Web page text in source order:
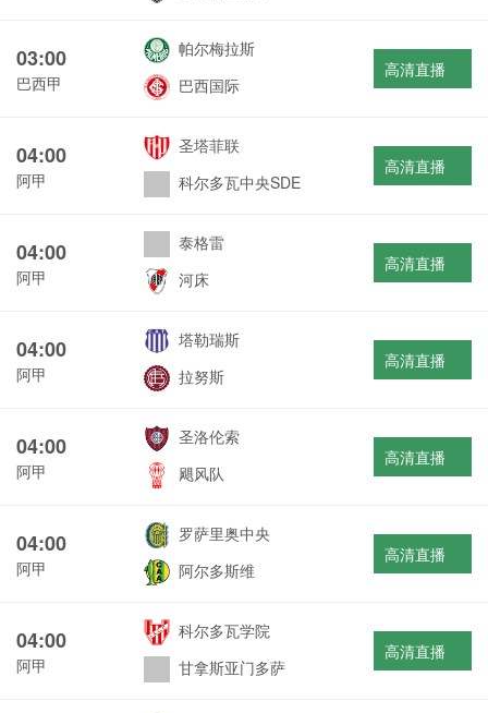
03:00
巴西甲
帕尔梅拉斯
巴西国际
高清直播
04:00
阿甲
圣塔菲联
科尔多瓦中央SDE
高清直播
04:00
阿甲
泰格雷
河床
高清直播
04:00
阿甲
塔勒瑞斯
拉努斯
高清直播
04:00
阿甲
圣洛伦索
飓风队
高清直播
04:00
阿甲
罗萨里奥中央
阿尔多斯维
高清直播
04:00
阿甲
科尔多瓦学院
甘拿斯亚门多萨
高清直播